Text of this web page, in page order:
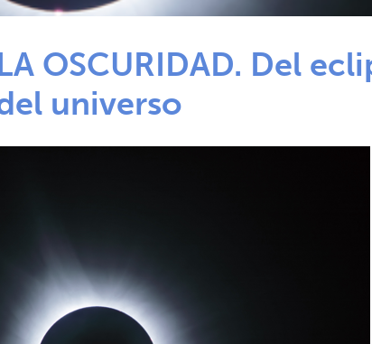
OSCURIDAD. Del
universo